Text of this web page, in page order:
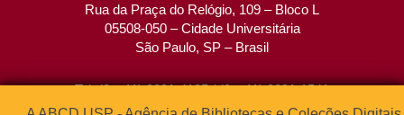
Rua da Praça do Relógio, 109 – Bloco L
05508-050 – Cidade Universitária
São Paulo, SP – Brasil
Tel: (0xx11) 3091-4195 / (0xx11) 3091-1541
Fax: (0xx11) 3091-1567